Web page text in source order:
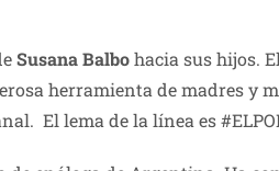
Susana Balbohacia sus hijos.
herramienta de madres y
El lema de la línea es